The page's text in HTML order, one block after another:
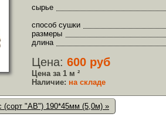
сырье
способ сушки
размеры
длина
Цена: 600 руб
Цена за 1 м ²
Наличие: на складе
(сорт "АB") 190*45мм (5,0м) »